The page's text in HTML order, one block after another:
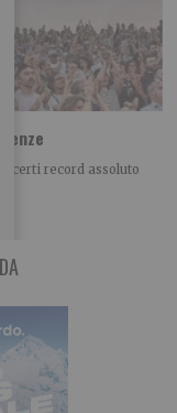
record assoluto